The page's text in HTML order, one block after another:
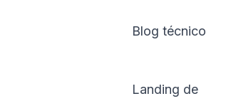
Blog técnico
Landing de